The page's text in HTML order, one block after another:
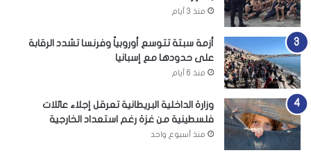
منذ 3 أيام
أزمة سبتة تتوسع أوروبياً وفرنسا تشدد الرقابة
على حدودها مع إسبانيا
منذ 6 أيام
وزارة الداخلية البريطانية تعرقل إجلاء عائلات
فلسطينية من غزة رغم استعداد الخارجية
منذ أسبوع واحد